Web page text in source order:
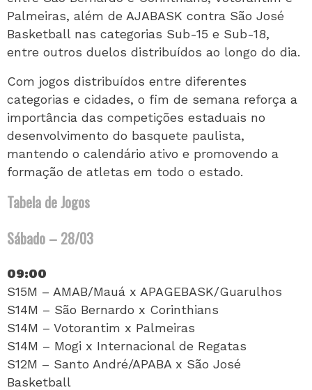
Palmeiras, além de AJABASK contra São José
Basketball nas categorias Sub-15 e Sub-18,
entre outros duelos distribuídos ao longo do dia.
Com jogos distribuídos entre diferentes
categorias e cidades, o fim de semana reforça a
importância das competições estaduais no
desenvolvimento do basquete paulista,
mantendo o calendário ativo e promovendo a
formação de atletas em todo o estado.
Tabela de Jogos
Sábado – 28/03
09:00
S15M – AMAB/Mauá x APAGEBASK/Guarulhos
S14M – São Bernardo x Corinthians
S14M – Votorantim x Palmeiras
S14M – Mogi x Internacional de Regatas
S12M – Santo André/APABA x São José
Basketball